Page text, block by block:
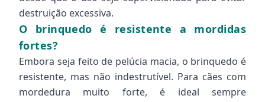
destruição excessiva.
O brinquedo é resistente a mordidas
fortes?
Embora seja feito de pelúcia macia, o brinquedo é
resistente, mas não indestrutível. Para cães com
mordedura muito forte, é ideal sempre